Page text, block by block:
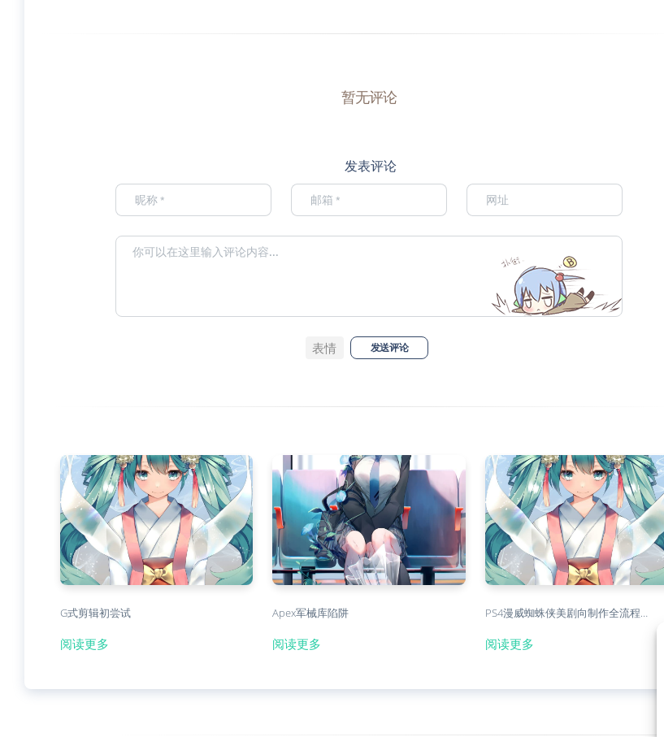
暂无评论
发表评论
表情 发送评论
G式剪辑初尝试
阅读更多
Apex军械库陷阱
阅读更多
PS4漫威蜘蛛侠美剧向制作全流程…
阅读更多